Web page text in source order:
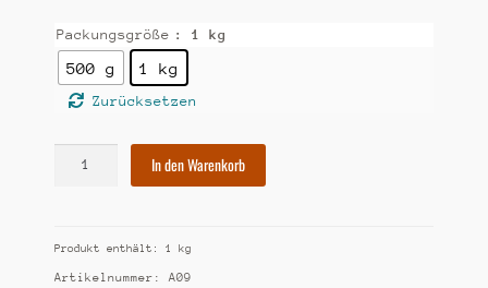
Packungsgröße : 1 kg
500 g 1 kg
Zurücksetzen
China
Sencha
In den Warenkorb
Produkt enthält: 1 kg
Artikelnummer:A09